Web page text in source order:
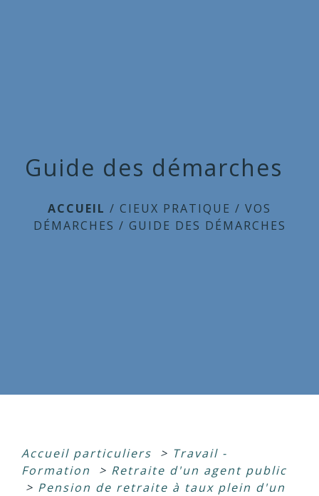
Guide des démarches
ACCUEIL / CIEUX PRATIQUE / VOS
DÉMARCHES / GUIDE DES DÉMARCHES
Accueil particuliers > Travail -
Formation
> Retraite d'un agent public
> Pension de retraite à taux plein d'un